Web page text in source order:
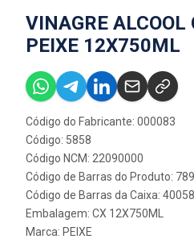
VINAGRE ALCOOL
PEIXE 12X750ML
Código do Fabricante: 000083
Código: 5858
Código NCM: 22090000
Código de Barras do Produto:
Código de Barras da Caixa:
Embalagem: CX 12X750ML
Marca: PEIXE